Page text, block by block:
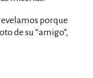
porque
de su “amigo”,